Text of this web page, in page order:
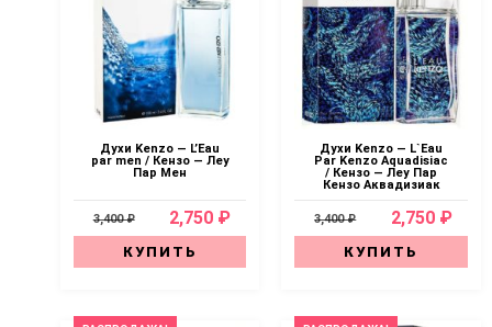
Духи Kenzo — L’Eau
par men / Кензо — Леу
Пар Мен
3,400 ₽ 2,750 ₽
КУПИТЬ
Духи Kenzo — L`Eau
Par Kenzo Aquadisiac
/ Кензо — Леу Пар
Кензо Аквадизиак
3,400 ₽ 2,750 ₽
КУПИТЬ